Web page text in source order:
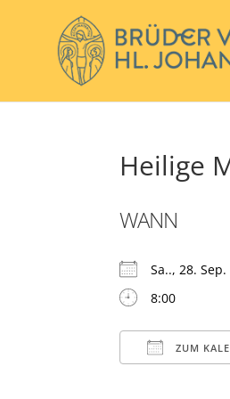
Heilige
WANN
Sa.., 28.
8:00
ZUM